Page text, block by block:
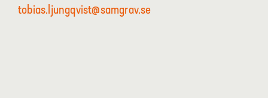
tobias.ljungqvist@samgrav.se